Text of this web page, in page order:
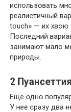
использовать
реалистичный
touch» — их хвою
Последний
занимают мало
природы.
2 Пуансеттия
Еще одно
У нее сразу два